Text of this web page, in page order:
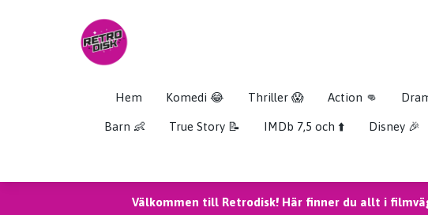
Hem Komedi 😂 Thriller 😱 Action 👊
Barn 👶 True Story 📝 IMDb 7,5 och ⬆️ Disney 🎉
Välkommen till Retrodisk! Här finner du allt i